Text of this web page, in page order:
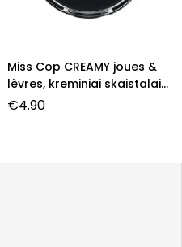
Miss Cop CREAMY joues &
lèvres, kreminiai skaistalai,
01- Nude Mood, 3 g.
€4.90